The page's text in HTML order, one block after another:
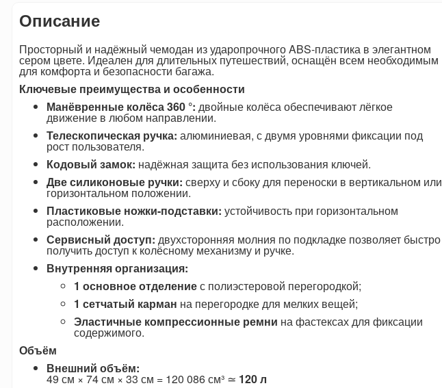
Описание
Просторный и надёжный чемодан из ударопрочного ABS-пластика в элегантном
сером цвете. Идеален для длительных путешествий, оснащён всем необходимым
для комфорта и безопасности багажа.
Ключевые преимущества и особенности
Манёвренные колёса 360 °: двойные колёса обеспечивают лёгкое
движение в любом направлении.
Телескопическая ручка: алюминиевая, с двумя уровнями фиксации под
рост пользователя.
Кодовый замок: надёжная защита без использования ключей.
Две силиконовые ручки: сверху и сбоку для переноски в вертикальном или
горизонтальном положении.
Пластиковые ножки-подставки: устойчивость при горизонтальном
расположении.
Сервисный доступ: двухсторонняя молния по подкладке позволяет быстро
получить доступ к колёсному механизму и ручке.
Внутренняя организация:
1 основное отделениес полиэстеровой перегородкой;
1 сетчатый карман на перегородке для мелких вещей;
Эластичные компрессионные ремни на фастексах для фиксации
содержимого.
Объём
Внешний объём:
49 см × 74 см × 33 см = 120 086 см³ ≃ 120 л